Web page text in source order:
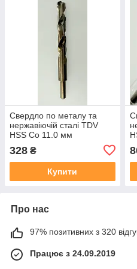
Свердло по металу та
нержавіючій сталі TDV
HSS Co 11.0 мм
(кобальтове), хвостовик 10
мм
328 ₴
Купити
Про нас
97% позитивних з 320
Працює з 24.09.2019